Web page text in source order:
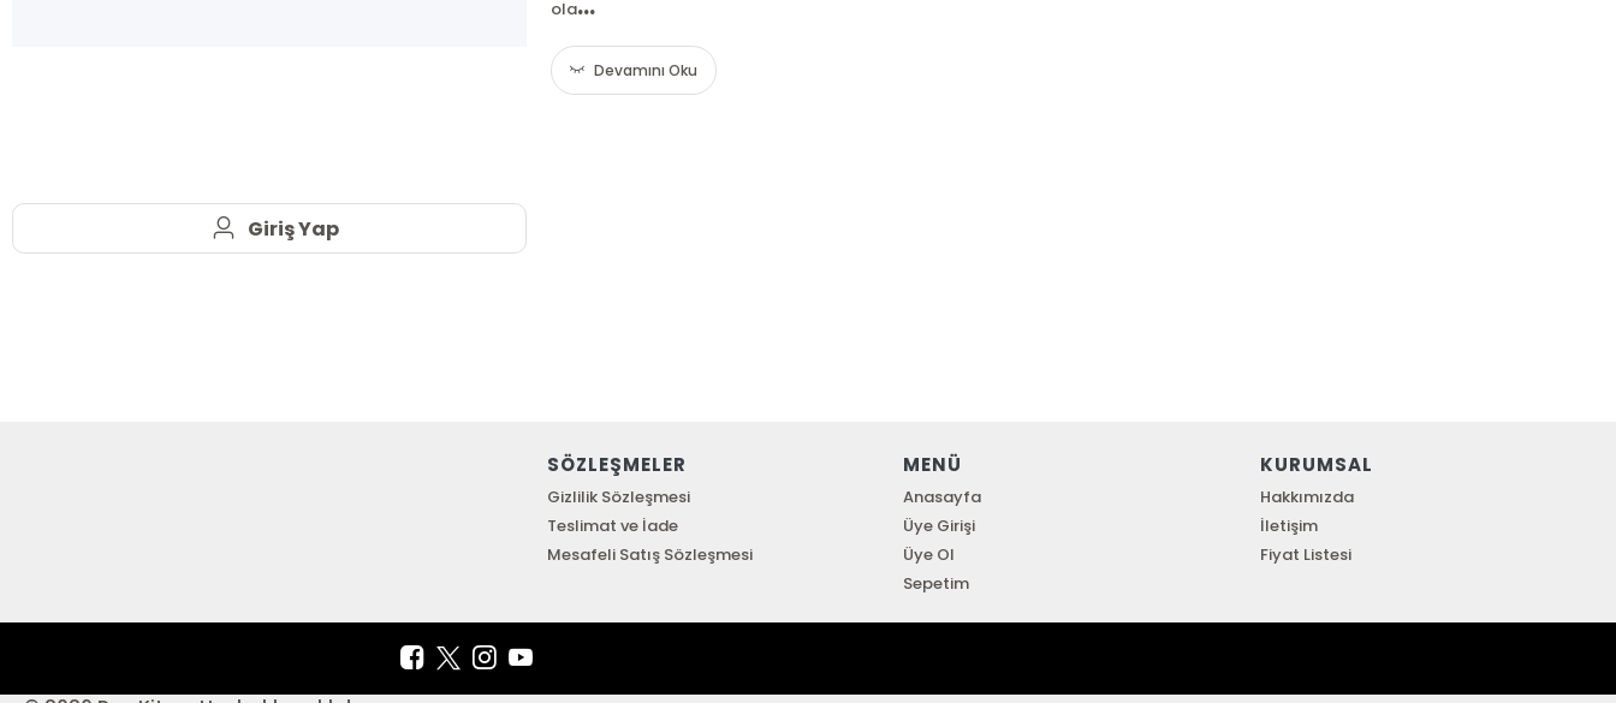
ola
Devamını Oku
Giriş Yap
SÖZLEŞMELER
Gizlilik Sözleşmesi
Teslimat ve İade
Mesafeli Satış Sözleşmesi
MENÜ
Anasayfa
Üye Girişi
Üye Ol
Sepetim
KURUMSAL
Hakkımızda
İletişim
Fiyat Listesi